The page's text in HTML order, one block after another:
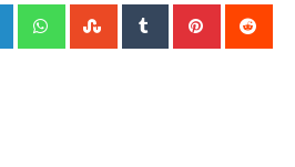
LinkedIn WhatsappStumbleUpon
Tumblr Pinterest